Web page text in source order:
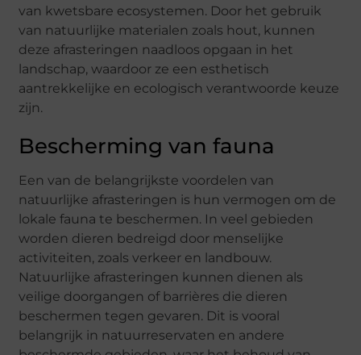
van kwetsbare ecosystemen. Door het gebruik
van natuurlijke materialen zoals hout, kunnen
deze afrasteringen naadloos opgaan in het
landschap, waardoor ze een esthetisch
aantrekkelijke en ecologisch verantwoorde keuze
zijn.
Bescherming van fauna
Een van de belangrijkste voordelen van
natuurlijke afrasteringen is hun vermogen om de
lokale fauna te beschermen. In veel gebieden
worden dieren bedreigd door menselijke
activiteiten, zoals verkeer en landbouw.
Natuurlijke afrasteringen kunnen dienen als
veilige doorgangen of barrières die dieren
beschermen tegen gevaren. Dit is vooral
belangrijk in natuurreservaten en andere